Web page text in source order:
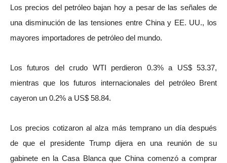
Los precios del petróleo bajan hoy a pesar de las señales de
una disminución de las tensiones entre China y EE. UU., los
mayores importadores de petróleo del mundo.
Los futuros del crudo WTI perdieron 0.3% a US$ 53.37,
mientras que los futuros internacionales del petróleo Brent
cayeron un 0.2% a US$ 58.84.
Los precios cotizaron al alza más temprano un día después
de que el presidente Trump dijera en una reunión de su
gabinete en la Casa Blanca que China comenzó a comprar